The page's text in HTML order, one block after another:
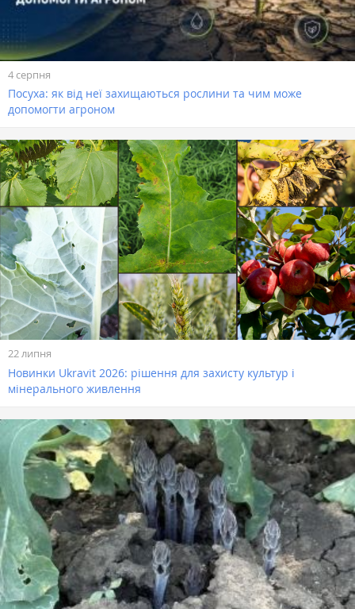
4 серпня
Посуха: як від неї захищаються рослини та чим може
допомогти агроном
22 липня
Новинки Ukravit 2026: рішення для захисту культур і
мінерального живлення